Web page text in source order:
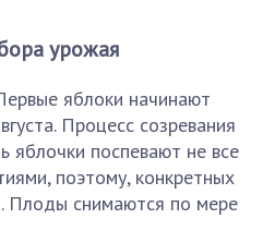
урожая
яблоки начинают
Процесс созревания
яблочки поспевают не все
поэтому, конкретных
Плоды снимаются по мере